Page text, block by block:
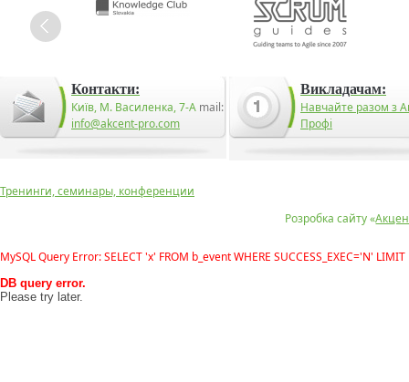
Контакти:
Київ, М. Василенка, 7-А mail:
info@akcent-pro.com
Викладачам:
Навчайте разом з
Профі
Розробка сайту «
Тренинги, семинары, конференции
MySQL Query Error: SELECT 'x' FROM b_event WHERE SUCCESS_EXEC='N' LIMIT
DB query error.
Please try later.